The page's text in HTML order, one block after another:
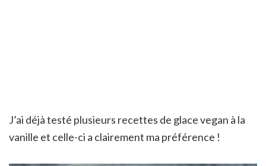
J’ai déjà testé plusieurs recettes de glace vegan à la
vanille et celle-ci a clairement ma préférence !